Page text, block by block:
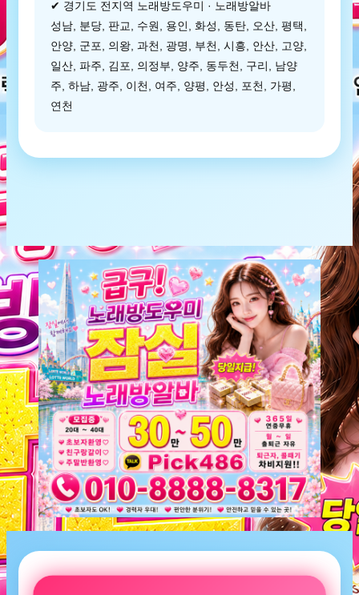
✔ 경기도 전지역 노래방도우미 · 노래방알바
성남, 분당, 판교, 수원, 용인, 화성, 동탄, 오산, 평택,
안양, 군포, 의왕, 과천, 광명, 부천, 시흥, 안산, 고양,
일산, 파주, 김포, 의정부, 양주, 동두천, 구리, 남양
주, 하남, 광주, 이천, 여주, 양평, 안성, 포천, 가평,
연천